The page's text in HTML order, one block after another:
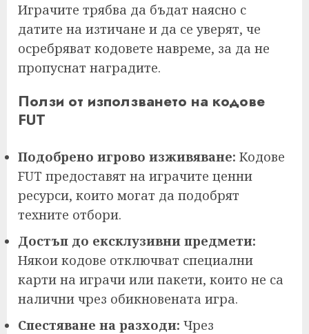
Играчите трябва да бъдат наясно с
датите на изтичане и да се уверят, че
осребряват кодовете навреме, за да не
пропуснат наградите.
Ползи от използването на кодове
FUT
Подобрено игрово изживяване: Кодове
FUT предоставят на играчите ценни
ресурси, които могат да подобрят
техните отбори.
Достъп до ексклузивни предмети:
Някои кодове отключват специални
карти на играчи или пакети, които не са
налични чрез обикновената игра.
Спестяване на разходи: Чрез